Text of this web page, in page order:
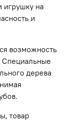
игрушку на
и
возможность
Специальные
дерева
товар